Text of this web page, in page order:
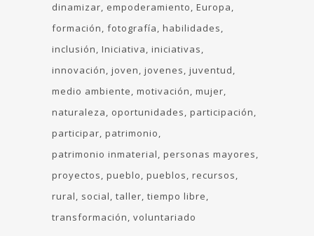
dinamizar empoderamiento Europa
formación fotografía habilidades
inclusión Iniciativa iniciativas
innovación joven jovenes juventud
medio ambiente motivación mujer
naturaleza
oportunidades participación
participar patrimonio
patrimonio inmaterial personas mayores
proyectos pueblo pueblos recursos
rural
social taller tiempo libre
transformación voluntariado